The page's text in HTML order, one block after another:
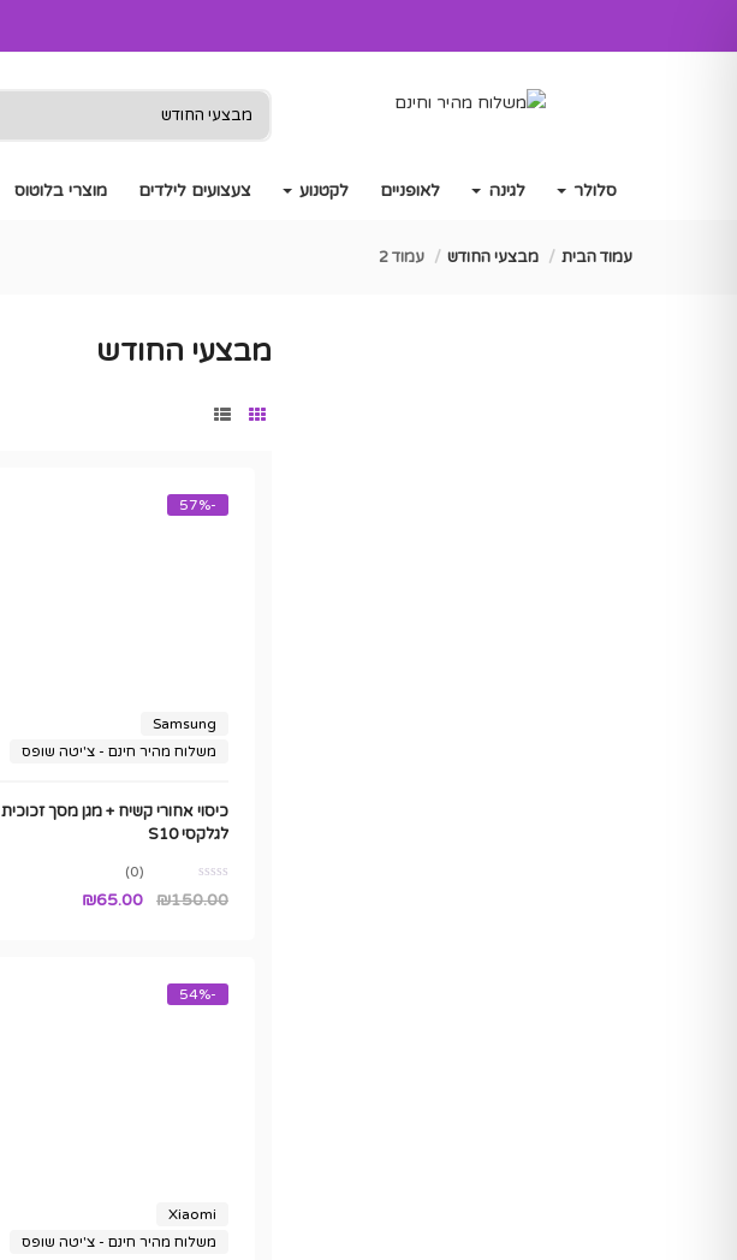
סלולר לגינה לאופניים לקטנוע צעצועים לילדים מוצרי בלוטוס
עמוד הבית מבצעי החודש עמוד 2
מבצעי החודש
-57%
Samsung
משלוח מהיר חינם - צ'יטה שופס
כיסוי אחורי קשיח + מגן מסך זכוכית
לגלקסי S10
(0)
₪150.00
המחיר₪65.00
-54%
Xiaomi
משלוח מהיר חינם - צ'יטה שופס